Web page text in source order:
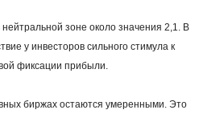
зоне около значения 2,1. В
у инвесторов сильного стимула к
фиксации прибыли.
биржах остаются умеренными. Это